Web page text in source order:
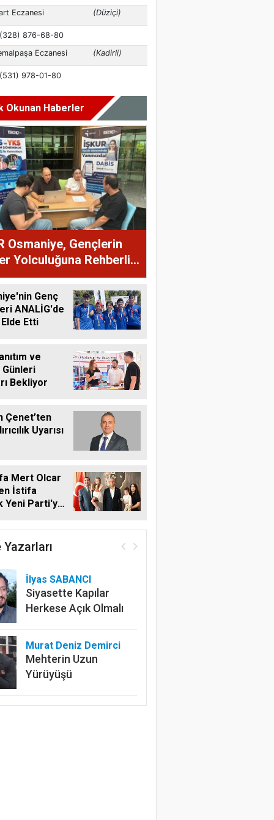
Okunan Haberler
Osmaniye, Gençlerin
Yolculuğuna Rehberlik
Genç
ANALİG'de
Elde Etti
ve
Bekliyor
Çenet’ten
Uyarısı
Mert Olcar
İstifa
Yeni Parti'ye
Yazarları
İlyas SABANCI
Siyasette Kapılar
Herkese Açık Olmalı
Murat Deniz Demirci
Mehterin Uzun
Yürüyüşü